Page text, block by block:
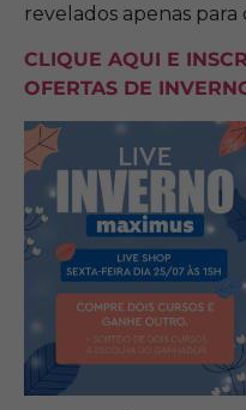
revelados apenas
CLIQUE AQUI E
OFERTAS DE